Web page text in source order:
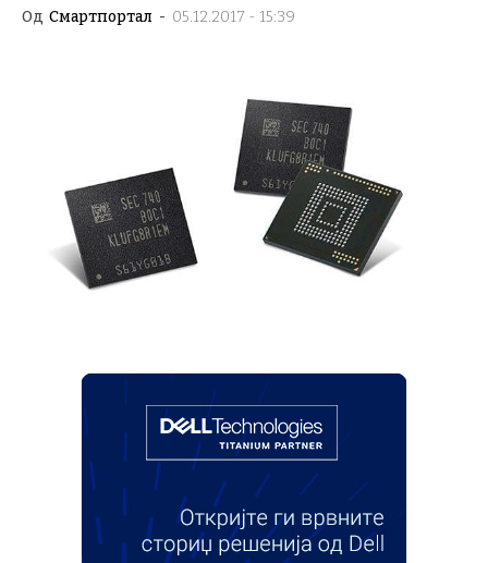
Од Смартпортал - 05.12.2017 - 15:39